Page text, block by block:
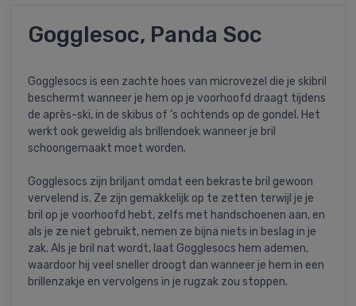
Gogglesoc, Panda Soc
Gogglesocs is een zachte hoes van microvezel die je skibril
beschermt wanneer je hem op je voorhoofd draagt tijdens
de après-ski, in de skibus of 's ochtends op de gondel. Het
werkt ook geweldig als brillendoek wanneer je bril
schoongemaakt moet worden.
Gogglesocs zijn briljant omdat een bekraste bril gewoon
vervelend is. Ze zijn gemakkelijk op te zetten terwijl je je
bril op je voorhoofd hebt, zelfs met handschoenen aan, en
als je ze niet gebruikt, nemen ze bijna niets in beslag in je
zak. Als je bril nat wordt, laat Gogglesocs hem ademen,
waardoor hij veel sneller droogt dan wanneer je hem in een
brillenzakje en vervolgens in je rugzak zou stoppen.